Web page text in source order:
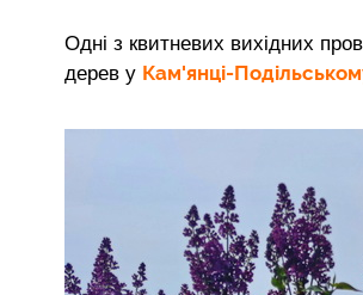
Одні з квитневих вихідних
дерев у Кам'янці-